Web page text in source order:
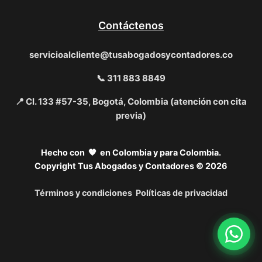
Contáctenos
servicioalcliente@tusabogadosycontadores.co
📞 311 883 8849
📍 Cl. 133 #57-35, Bogotá, Colombia (atención con cita
previa)
Hecho con 🧡 en Colombia y para Colombia.
Copyright Tus Abogados y Contadores © 2026
Términos y condiciones Políticas de privacidad